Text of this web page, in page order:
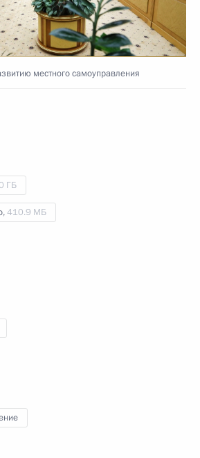
местного самоуправления
ГБ
410.9 МБ